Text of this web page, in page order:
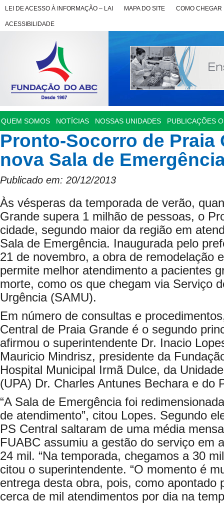
LEI DE ACESSO À INFORMAÇÃO – LAI MAPA DO SITE COMO CHEGAR
ACESSIBILIDADE
QUEM SOMOS NOTÍCIAS NOSSAS UNIDADES PUBLICAÇÕES
Pronto-Socorro de Praia
nova Sala de
Publicado em: 20/12/2013
Às vésperas da temporada de verão,
Grande supera 1 milhão de pessoas, o
cidade, segundo maior da região em
Sala de Emergência. Inaugurada pelo
21 de novembro, a obra de remodelação
permite melhor atendimento a pacientes
morte, como os que chegam via Serviço
Urgência (SAMU).
Em número de consultas e
Central de Praia Grande é o segundo
afirmou o superintendente Dr. Inacio
Mauricio Mindrisz, presidente da
Hospital Municipal Irmã Dulce, da
(UPA) Dr. Charles Antunes Bechara e do
“A Sala de Emergência foi
de atendimento”, citou Lopes. Segundo
PS Central saltaram de uma média
FUABC assumiu a gestão do serviço em
24 mil. “Na temporada, chegamos a 30
citou o superintendente. “O momento é
entrega desta obra, pois, como apontado
cerca de mil atendimentos por dia na